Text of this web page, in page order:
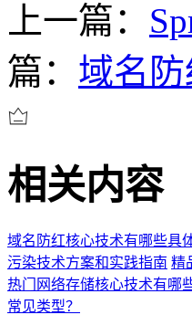
上一篇：
篇： 域名
相关内容
域名防红核心技术有哪些具
污染技术方案和实践指南 精
热门网络存储核心技术有哪
常见类型？